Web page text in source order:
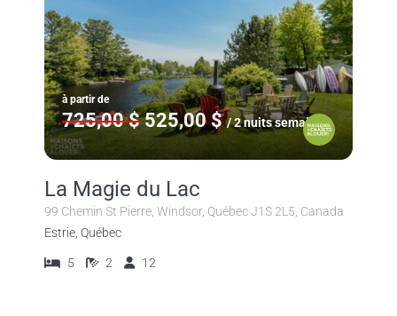
à partir de
725,00 $ 525,00 $ / 2 nuits semaine
La Magie du Lac
99 Chemin St Pierre, Windsor, Québec J1S 2L5, Canada
Estrie, Québec
5 2 12